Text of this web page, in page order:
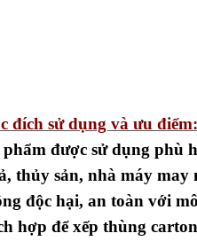
đích sử dụng và ưu điểm:
phẩm được sử dụng phù
thủy sản, nhà máy
độc hại, an toàn với
hợp để xếp thùng